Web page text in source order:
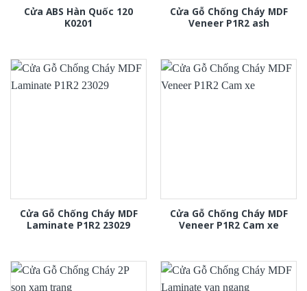
Cửa ABS Hàn Quốc 120
K0201
Cửa Gỗ Chống Cháy MDF
Veneer P1R2 ash
Cửa Gỗ Chống Cháy MDF
Laminate P1R2 23029
Cửa Gỗ Chống Cháy MDF
Veneer P1R2 Cam xe